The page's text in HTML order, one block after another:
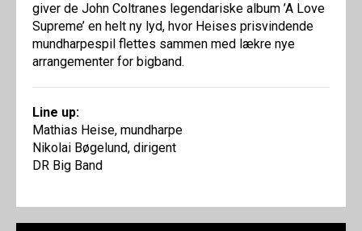
giver de John Coltranes legendariske album ’A Love
Supreme’ en helt ny lyd, hvor Heises prisvindende
mundharpespil flettes sammen med lækre nye
arrangementer for bigband.
Line up:
Mathias Heise, mundharpe
Nikolai Bøgelund, dirigent
DR Big Band